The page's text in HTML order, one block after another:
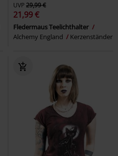
UVP29,99 €
21,99 €
Fledermaus Teelichthalter
Alchemy England
Kerzenständer